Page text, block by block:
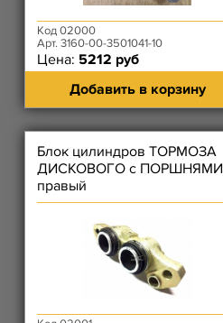
Код 02000
Арт. 3160-00-3501041-10
Цена: 5212 руб
Добавить в корзину
Блок цилиндров ТОРМОЗА
ДИСКОВОГО с ПОРШНЯМИ
правый